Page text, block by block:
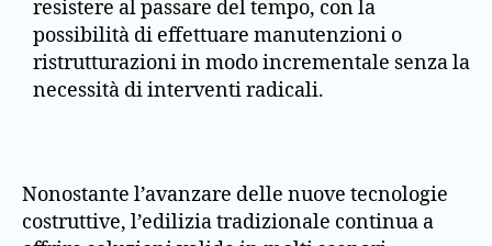
resistere al passare del tempo, con la
possibilità di effettuare manutenzioni o
ristrutturazioni in modo incrementale senza la
necessità di interventi radicali.
Nonostante l’avanzare delle nuove tecnologie
costruttive, l’edilizia tradizionale continua a